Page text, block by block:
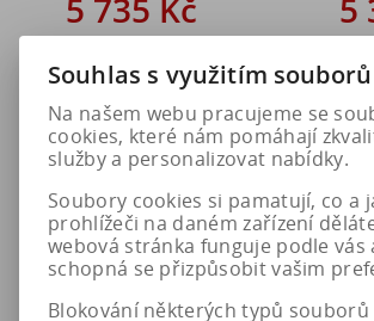
5 735 Kč
Do košíku
5
Do
Sleva
20 %
Souhlas s využitím
Na našem webu pracujeme se
cookies, které nám pomáhají
služby a personalizovat nabídky.
Soubory cookies si pamatují, co a
prohlížeči na daném zařízení
webová stránka funguje podle vás
schopná se přizpůsobit vašim
Blokování některých typů